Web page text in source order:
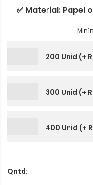
✅ Material:
200 Unid (+
300 Unid (+
400 Unid (+
Qntd: